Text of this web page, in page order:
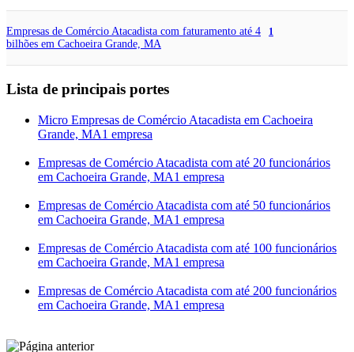
Empresas de Comércio Atacadista com faturamento até 4
bilhões em Cachoeira Grande, MA
1
Lista de principais portes
Micro Empresas de Comércio Atacadista em Cachoeira
Grande, MA1 empresa
Empresas de Comércio Atacadista com até 20 funcionários
em Cachoeira Grande, MA1 empresa
Empresas de Comércio Atacadista com até 50 funcionários
em Cachoeira Grande, MA1 empresa
Empresas de Comércio Atacadista com até 100 funcionários
em Cachoeira Grande, MA1 empresa
Empresas de Comércio Atacadista com até 200 funcionários
em Cachoeira Grande, MA1 empresa